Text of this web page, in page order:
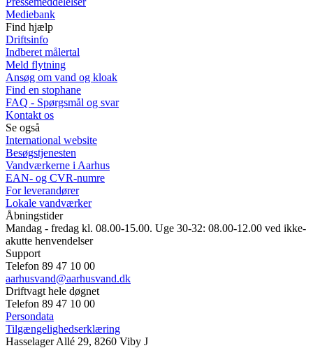
Mediebank
Find hjælp
Driftsinfo
Indberet målertal
Meld flytning
Ansøg om vand og kloak
Find en stophane
FAQ - Spørgsmål og svar
Kontakt os
Se også
International website
Besøgstjenesten
Vandværkerne i Aarhus
EAN- og CVR-numre
For leverandører
Lokale vandværker
Åbningstider
Mandag - fredag kl. 08.00-15.00. Uge 30-32: 08.00-12.00 ved ikke-
akutte henvendelser
Support
Telefon 89 47 10 00
aarhusvand@aarhusvand.dk
Driftvagt hele døgnet
Telefon 89 47 10 00
Persondata
Tilgængelighedserklæring
Hasselager Allé 29, 8260 Viby J